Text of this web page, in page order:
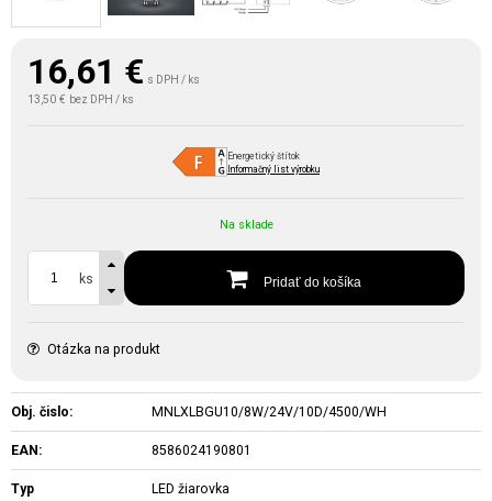
16,61 € s DPH / ks
13,50 € bez DPH / ks
Energetický štítok
Informačný list výrobku
Na sklade
ks Pridať do košíka
Otázka na produkt
Obj. čislo: MNLXLBGU10/8W/24V/10D/4500/WH
EAN: 8586024190801
Typ LED žiarovka